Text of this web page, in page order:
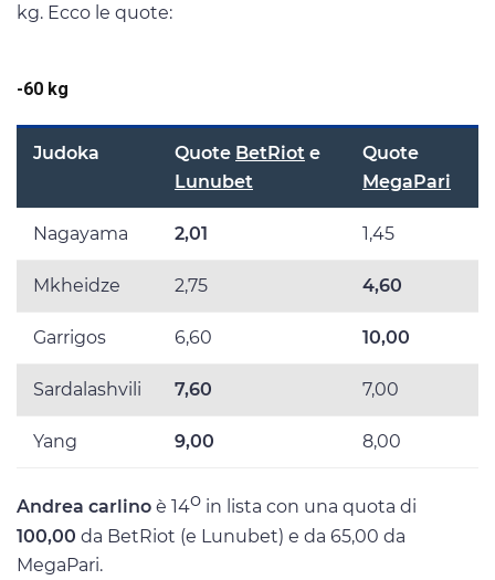
kg. Ecco le quote:
-60 kg
Judoka Quote BetRiot e
Lunubet
Quote
MegaPari
Nagayama 2,01 1,45
Mkheidze 2,75 4,60
Garrigos 6,60 10,00
Sardalashvili 7,60 7,00
Yang 9,00 8,00
Andrea carlino è 14o in lista con una quota di
100,00 da BetRiot (e Lunubet) e da 65,00 da
MegaPari.